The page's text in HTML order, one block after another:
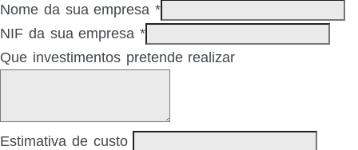
Nome da sua empresa*
NIF da sua empresa*
Que investimentos pretende realizar
Estimativa de custo